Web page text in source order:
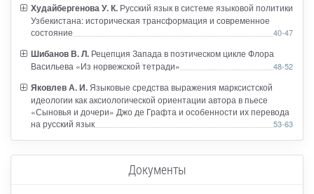
Худайбергенова У. К.Русский язык в системе языковой политики
Узбекистана: историческая трансформация и современное
состояние
40-47
Шибанов В. Л.Рецепция Запада в поэтическом цикле Флора
Васильева «Из норвежской тетради»
48-52
Яковлев А. И.Языковые средства выражения марксистской
идеологии как аксиологической ориентации автора в пьесе
«Сыновья и дочери» Джо де Графта и особенности их перевода
на русский язык
53-63
Документы